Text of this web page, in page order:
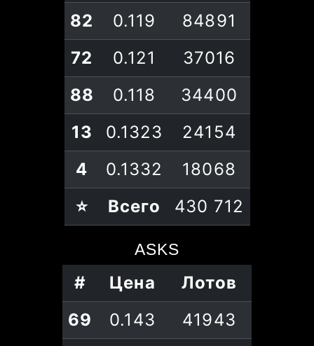
82
0.119
84891
72
0.121
37016
88
0.118
34400
13
0.1323
24154
4
0.1332
18068
⭐
Всего 430 712
ASKS
# Цена
Лотов
69
0.143
41943